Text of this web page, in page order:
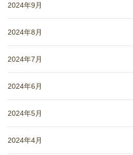
2024年9月
2024年8月
2024年7月
2024年6月
2024年5月
2024年4月